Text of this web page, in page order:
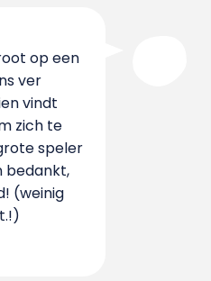
op een
ver
vindt
zich te
speler
bedankt,
(weinig